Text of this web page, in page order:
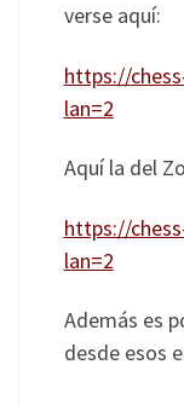
verse aquí:
https://
lan=2
Aquí la del
https://
lan=2
Además es
desde esos